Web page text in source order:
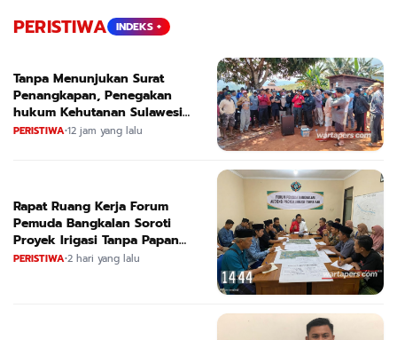
PERISTIWA INDEKS +
Tanpa Menunjukan Surat
Penangkapan, Penegakan
hukum Kehutanan Sulawesi
Selatan Culik Petani Ladah Di
PERISTIWA•12 jam yang lalu
Rapat Ruang Kerja Forum
Pemuda Bangkalan Soroti
Proyek Irigasi Tanpa Papan
Nama
PERISTIWA•2 hari yang lalu